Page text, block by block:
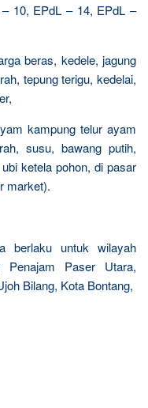
10, EPdL – 14, EPdL –
beras, kedele, jagung
tepung terigu, kedelai,
kampung telur ayam
susu, bawang putih,
ketela pohon, di pasar
market).
berlaku untuk wilayah
Penajam Paser Utara,
Bilang, Kota Bontang,